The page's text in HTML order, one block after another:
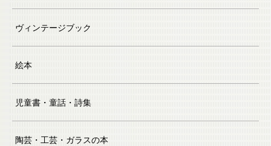
ヴィンテージブック
絵本
児童書・童話・詩集
陶芸・工芸・ガラスの本